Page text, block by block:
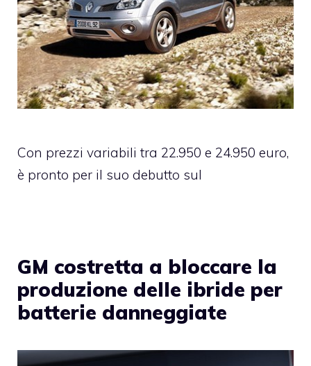
Con prezzi variabili tra 22.950 e 24.950 euro,
è pronto per il suo debutto sul
GM costretta a bloccare la
produzione delle ibride per
batterie danneggiate